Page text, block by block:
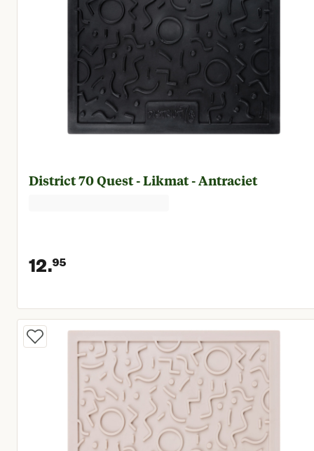
District 70 Quest - Likmat - Antraciet
12.95
Huidige prijs € 12,95